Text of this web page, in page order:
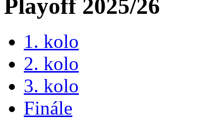
Playoff 2025/26
1. kolo
2. kolo
3. kolo
Finále